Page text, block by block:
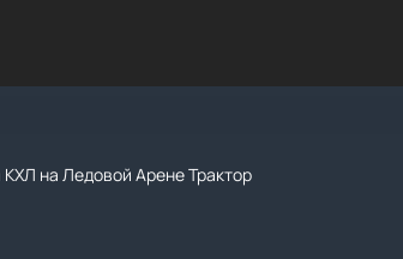
на Ледовой Арене Трактор